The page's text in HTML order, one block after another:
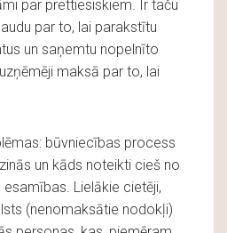
par prettiesiskiem. Ir taču
par to, lai parakstītu
un saņemtu nopelnīto
maksā par to, lai
būvniecības process
un kāds noteikti cieš no
Lielākie cietēji,
(nenomaksātie nodokļi)